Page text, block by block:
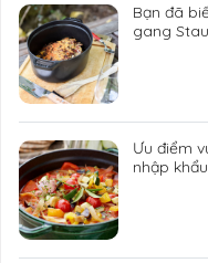
Bạn đã
gang
Ưu điểm
nhập